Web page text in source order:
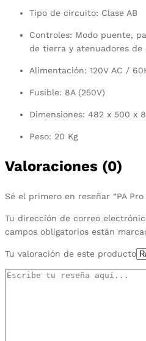
Tipo de circuito: Clase AB
Controles: Modo puente,
de tierra y atenuadores de
Alimentación: 120V AC /
Fusible: 8A (250V)
Dimensiones: 482 x 500 x
Peso: 20 Kg
Valoraciones (0)
Sé el primero en reseñar “PA
Tu dirección de correo
campos obligatorios están
Tu valoración de este producto